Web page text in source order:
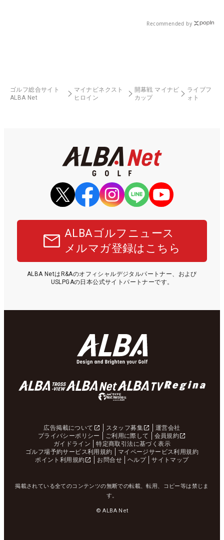
Recommended by
ゴルフ総合サイト
ALBA Net
マイナビネクスト
ヒロイン
開幕戦 マイナビ
カップ
ライブフ
ォト
ALBAゴルフニュース
メルマガ登録はこちら
ALBA NetはR&Aのオフィシャルデジタルパートナー、および
USLPGAの日本公式サイトパートナーです。
広告掲載について スタッフ募集
運営会社
プライバシーポリシー
ご利用に際して
会員規約
ガイドライン
特定商取引法に基づく表示
ゴルフ場予約サービス利用規約
マイページサービス利用規約
ポイント利用規約
お問合せ ヘルプ サイトマップ
掲載されている全てのコンテンツの無断での転載、転用、コピー等は禁じま
す。
© ALBA Net